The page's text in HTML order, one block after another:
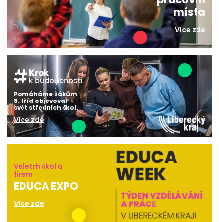
místa
Více zde
Pomáháme žákům
8. tříd objevovat
svět středních škol.
Více zde
Veletrh škol a
firem
EDUCA EXPO
Více zde